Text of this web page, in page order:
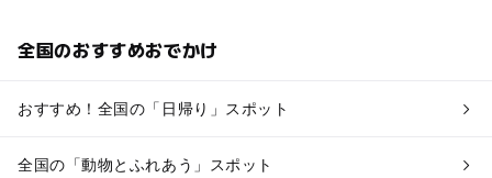
全国のおすすめおでかけ
おすすめ！全国の「日帰り」スポット
全国の「動物とふれあう」スポット